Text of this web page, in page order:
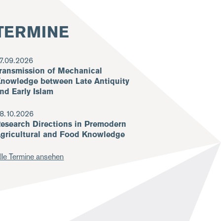
of Mechanical
between Late Antiquity
Early Islam
Directions in Premodern
and Food Knowledge
Termine ansehen